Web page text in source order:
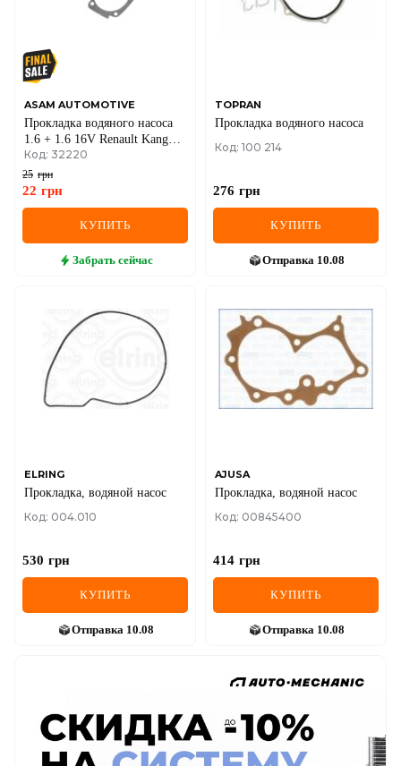
ASAM AUTOMOTIVE
Прокладка водяного насоса
1.6 + 1.6 16V Renault Kangoo
I + II / Megane II + III / Scenic
II + III / Fluence / Logan I + II
Код: 32220
25 грн
22 грн
КУПИТЬ
Забрать сейчас
TOPRAN
Прокладка водяного насоса
Код: 100 214
276 грн
КУПИТЬ
Отправка 10.08
ELRING
Прокладка, водяной насос
Код: 004.010
530 грн
КУПИТЬ
Отправка 10.08
AJUSA
Прокладка, водяной насос
Код: 00845400
414 грн
КУПИТЬ
Отправка 10.08